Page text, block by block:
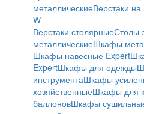
металлическиеВерстаки на
W
Верстаки столярныеСтолы
металлическиеШкафы
Шкафы навесные Expert
ExpertШкафы для одежды
инструментаШкафы
хозяйственныеШкафы для
баллоновШкафы